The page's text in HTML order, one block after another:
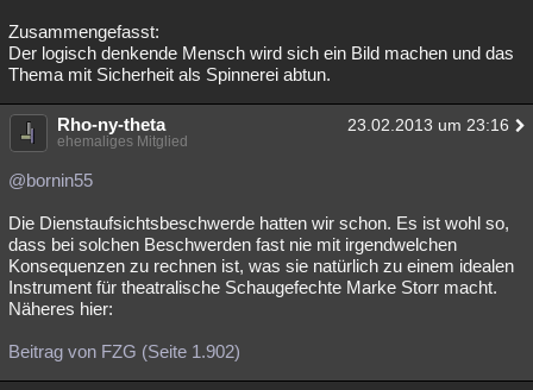
Zusammengefasst:
Der logisch denkende Mensch wird sich ein Bild machen und das
Thema mit Sicherheit als Spinnerei abtun.
Rho-ny-theta 23.02.2013 um 23:16
ehemaliges Mitglied
@bornin55
Die Dienstaufsichtsbeschwerde hatten wir schon. Es ist wohl so,
dass bei solchen Beschwerden fast nie mit irgendwelchen
Konsequenzen zu rechnen ist, was sie natürlich zu einem idealen
Instrument für theatralische Schaugefechte Marke Storr macht.
Näheres hier:
Beitrag von FZG (Seite 1.902)